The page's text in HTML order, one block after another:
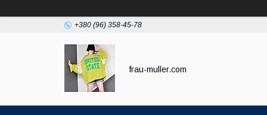
+380 (96) 358-45-78
frau-muller.com